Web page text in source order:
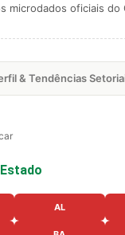
microdados oficiais do
& Tendências
AL